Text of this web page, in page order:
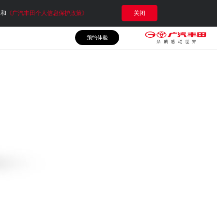
《广汽丰田个人信息保护政策》 关闭
预约体验